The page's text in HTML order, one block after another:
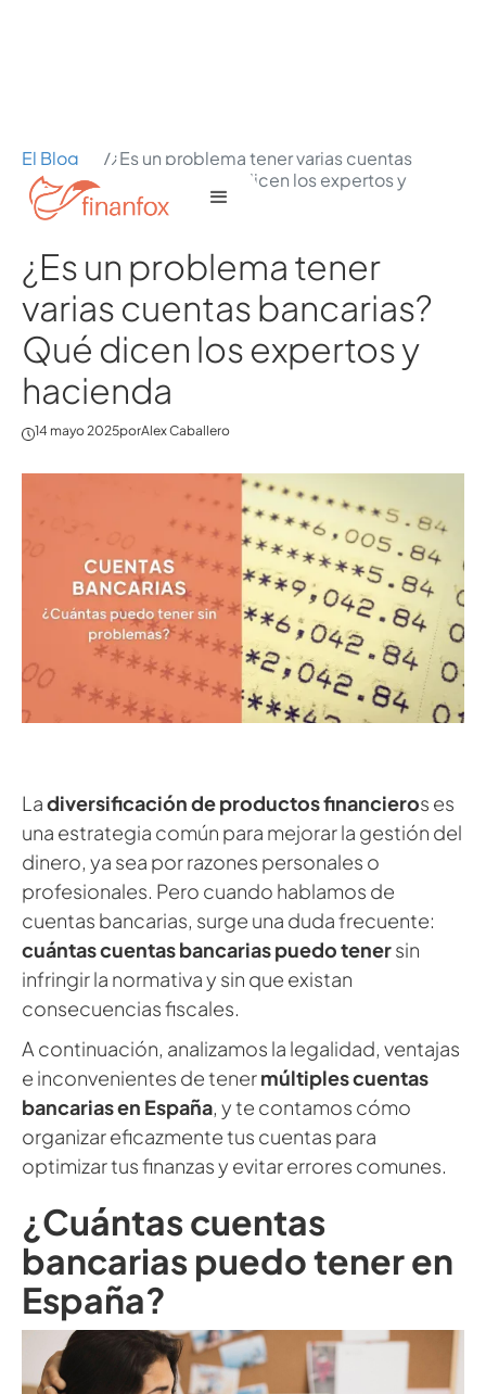
El Blog
de
Finanfox
/¿Es un problema tener varias cuentas
bancarias? Qué dicen los expertos y
hacienda
¿Es un problema tener
varias cuentas bancarias?
Qué dicen los expertos y
hacienda
14 mayo 2025porAlex Caballero
Ladiversificación de productos financieros es
una estrategia común para mejorar la gestión del
dinero, ya sea por razones personales o
profesionales. Pero cuando hablamos de
cuentas bancarias, surge una duda frecuente:
cuántas cuentas bancarias puedo tenersin
infringir la normativa y sin que existan
consecuencias fiscales.
A continuación, analizamos la legalidad, ventajas
e inconvenientes de tenermúltiples cuentas
bancarias en España, y te contamos cómo
organizar eficazmente tus cuentas para
optimizar tus finanzas y evitar errores comunes.
¿Cuántas cuentas
bancarias puedo tener en
España?